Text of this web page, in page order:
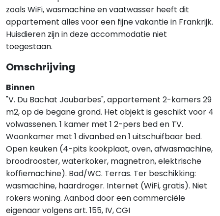
zoals WiFi, wasmachine en vaatwasser heeft dit
appartement alles voor een fijne vakantie in Frankrijk.
Huisdieren zijn in deze accommodatie niet
toegestaan.
Omschrijving
Binnen
"V. Du Bachat Joubarbes", appartement 2-kamers 29
m2, op de begane grond. Het objekt is geschikt voor 4
volwassenen. 1 kamer met 1 2-pers bed en TV.
Woonkamer met 1 divanbed en 1 uitschuifbaar bed.
Open keuken (4-pits kookplaat, oven, afwasmachine,
broodrooster, waterkoker, magnetron, elektrische
koffiemachine). Bad/WC. Terras. Ter beschikking:
wasmachine, haardroger. Internet (WiFi, gratis). Niet
rokers woning. Aanbod door een commerciële
eigenaar volgens art. 155, IV, CGI